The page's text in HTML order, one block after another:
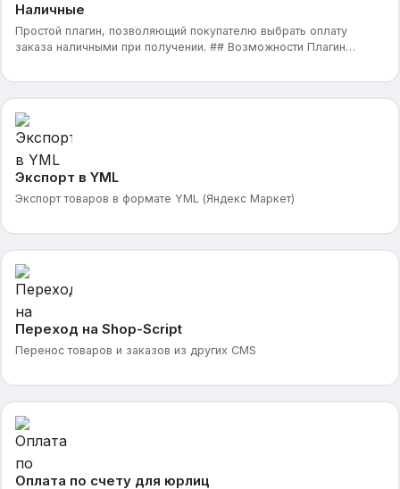
Наличные
Простой плагин, позволяющий покупателю выбрать оплату
заказа наличными при получении. ## Возможности Плагин
Экспорт в YML
Экспорт товаров в формате YML (Яндекс Маркет)
Переход на Shop-Script
Перенос товаров и заказов из других CMS
Оплата по счету для юрлиц